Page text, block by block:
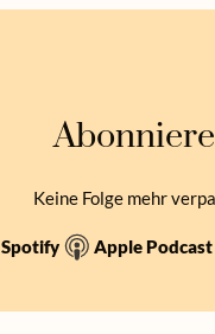
Keine Folge mehr
Spotify Apple Podcast